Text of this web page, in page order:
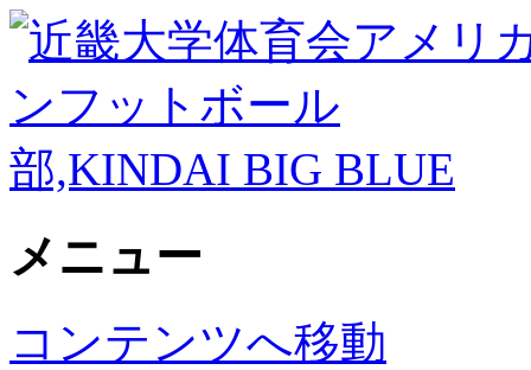
KINDAI BIG BLUE
近畿大学体育会アメリカンフットボー
メニュー
コンテンツへ移動